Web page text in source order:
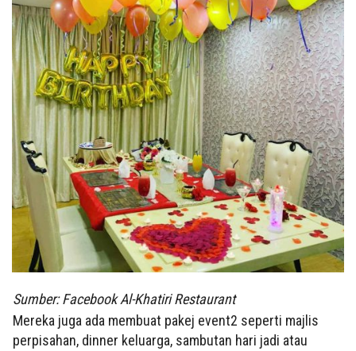
Sumber: Facebook Al-Khatiri Restaurant
Mereka juga ada membuat pakej event2 seperti majlis
perpisahan, dinner keluarga, sambutan hari jadi atau